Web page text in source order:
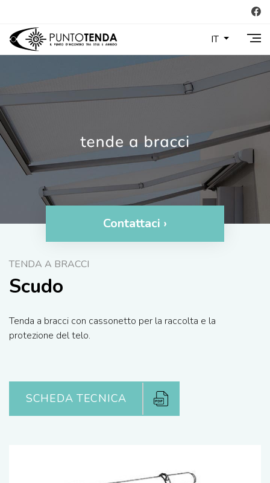
IT
Contattaci ›
TENDA A BRACCI
Scudo
Tenda a bracci con cassonetto per la raccolta e la
protezione del telo.
SCHEDA TECNICA